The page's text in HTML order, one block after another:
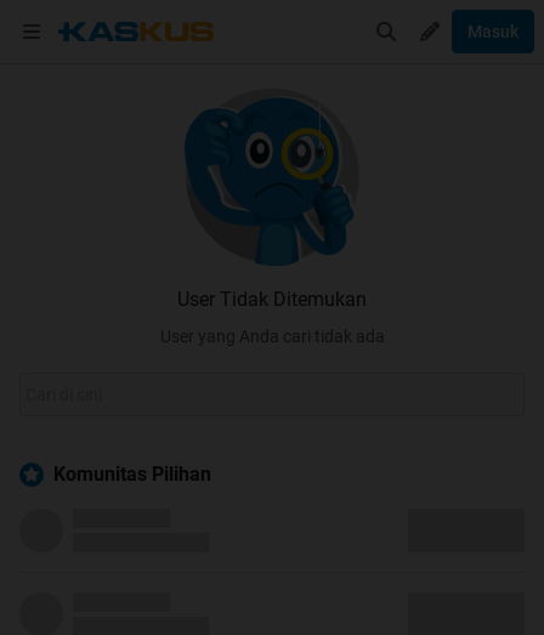
Masuk
User Tidak Ditemukan
User yang Anda cari tidak ada
Komunitas Pilihan